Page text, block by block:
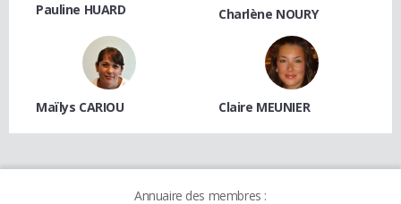
Pauline HUARD Charlène NOURY
Maïlys CARIOU Claire MEUNIER
Annuaire des membres :